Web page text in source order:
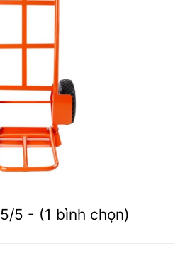
5/5 - (1 bình chọn)